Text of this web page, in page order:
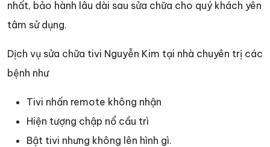
nhất, bảo hành lâu dài sau sửa chữa cho quý khách yên
tâm sử dụng.
Dịch vụ sửa chữa tivi Nguyễn Kim tại nhà chuyên trị các
bệnh như
Tivi nhấn remote không nhận
Hiện tượng chập nổ cầu trì
Bật tivi nhưng không lên hình gì.